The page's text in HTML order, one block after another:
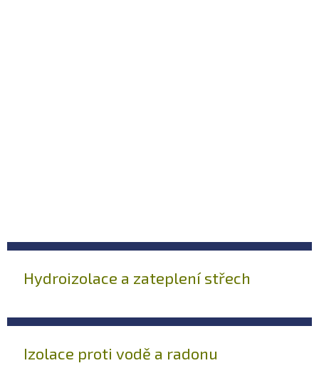
Hydroizolace a zateplení střech
Izolace proti vodě a radonu